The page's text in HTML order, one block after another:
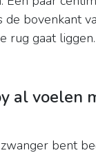
de bovenkant
rug gaat
al voelen
zwanger bent